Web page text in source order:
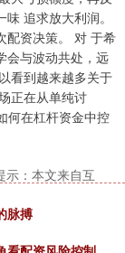
追求放大利润。
配资决策。 对 于希
会与波动共处，远
看到越来越多关于
正在从单纯讨
何在杠杆资金中控
示：本文来自互
脉搏
+1.01%
+1.35%